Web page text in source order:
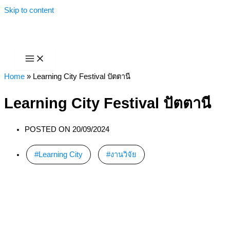
Skip to content
Home » Learning City Festival ปัตตานี
Learning City Festival ปัตตานี
POSTED ON 20/09/2024
Learning City งานวิจัย